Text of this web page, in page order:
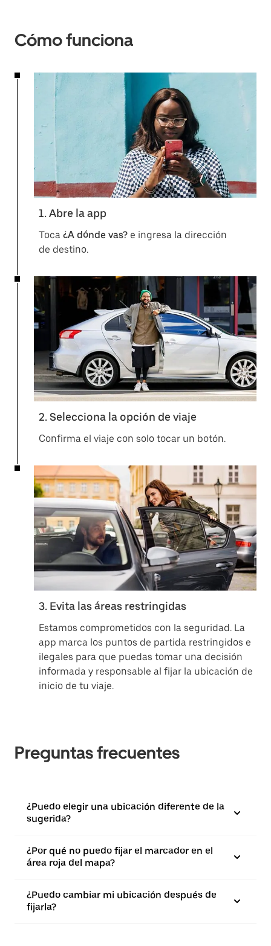
Cómo funciona
1. Abre la app
Toca ¿A dónde vas? e ingresa la dirección
de destino.
2. Selecciona la opción de viaje
Confirma el viaje con solo tocar un botón.
3. Evita las áreas restringidas
Estamos comprometidos con la seguridad. La
app marca los puntos de partida restringidos e
ilegales para que puedas tomar una decisión
informada y responsable al fijar la ubicación de
inicio de tu viaje.
Preguntas frecuentes
¿Puedo elegir una ubicación diferente de la
sugerida?
¿Por qué no puedo fijar el marcador en el
área roja del mapa?
¿Puedo cambiar mi ubicación después de
fijarla?